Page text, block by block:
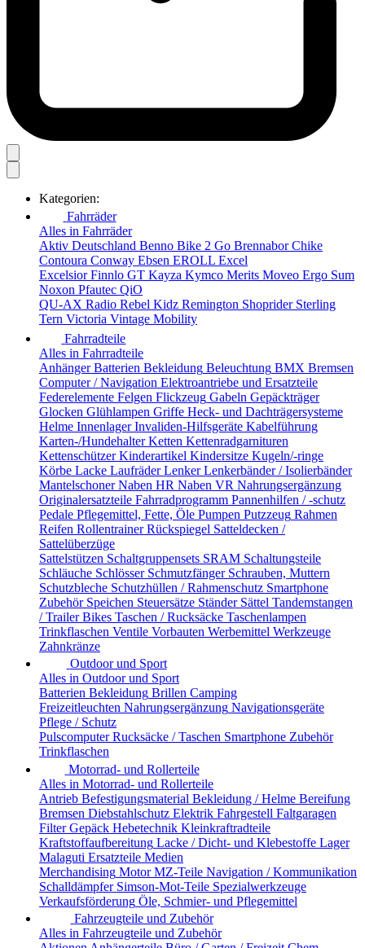
Kategorien:
Fahrräder
Alles in Fahrräder
Aktiv Deutschland Benno Bike 2 Go Brennabor Chike
Contoura Conway Ebsen EROLL Excel
Excelsior Finnlo GT Kayza Kymco Merits Moveo Ergo Sum
Noxon Pfautec QiO
QU-AX Radio Rebel Kidz Remington Shoprider Sterling
Tern Victoria Vintage Mobility
Fahrradteile
Alles in Fahrradteile
Anhänger Batterien Bekleidung Beleuchtung BMX Bremsen
Computer / Navigation Elektroantriebe und Ersatzteile
Federelemente Felgen Flickzeug Gabeln Gepäckträger
Glocken Glühlampen Griffe Heck- und Dachträgersysteme
Helme Innenlager Invaliden-Hilfsgeräte Kabelführung
Karten-/Hundehalter Ketten Kettenradgarnituren
Kettenschützer Kinderartikel Kindersitze Kugeln/-ringe
Körbe Lacke Laufräder Lenker Lenkerbänder / Isolierbänder
Mantelschoner Naben HR Naben VR Nahrungsergänzung
Originalersatzteile Fahrradprogramm Pannenhilfen / -schutz
Pedale Pflegemittel, Fette, Öle Pumpen Putzzeug Rahmen
Reifen Rollentrainer Rückspiegel Satteldecken /
Sattelüberzüge
Sattelstützen Schaltgruppensets SRAM Schaltungsteile
Schläuche Schlösser Schmutzfänger Schrauben, Muttern
Schutzbleche Schutzhüllen / Rahmenschutz Smartphone
Zubehör Speichen Steuersätze Ständer Sättel Tandemstangen
/ Trailer Bikes Taschen / Rucksäcke Taschenlampen
Trinkflaschen Ventile Vorbauten Werbemittel Werkzeuge
Zahnkränze
Outdoor und Sport
Alles in Outdoor und Sport
Batterien Bekleidung Brillen Camping
Freizeitleuchten Nahrungsergänzung Navigationsgeräte
Pflege / Schutz
Pulscomputer Rucksäcke / Taschen Smartphone Zubehör
Trinkflaschen
Motorrad- und Rollerteile
Alles in Motorrad- und Rollerteile
Antrieb Befestigungsmaterial Bekleidung / Helme Bereifung
Bremsen Diebstahlschutz Elektrik Fahrgestell Faltgaragen
Filter Gepäck Hebetechnik Kleinkraftradteile
Kraftstoffaufbereitung Lacke / Dicht- und Klebestoffe Lager
Malaguti Ersatzteile Medien
Merchandising Motor MZ-Teile Navigation / Kommunikation
Schalldämpfer Simson-Mot-Teile Spezialwerkzeuge
Verkaufsförderung Öle, Schmier- und Pflegemittel
Fahrzeugteile und Zubehör
Alles in Fahrzeugteile und Zubehör